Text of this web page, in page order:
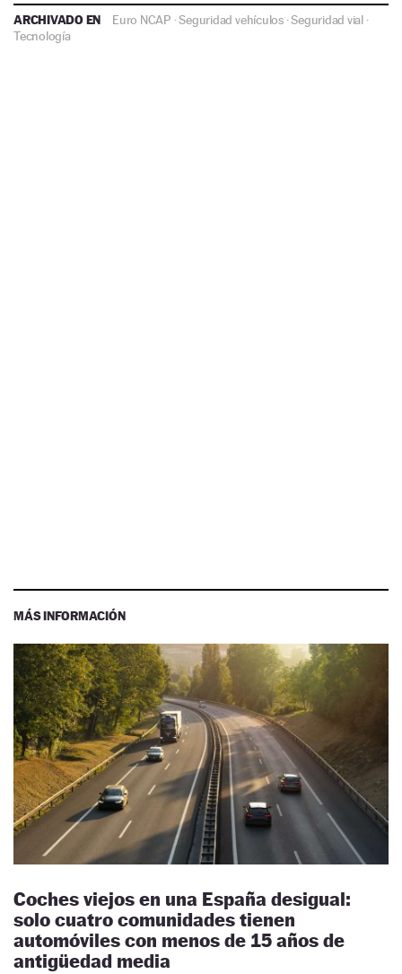
ARCHIVADO EN Euro NCAP ·Seguridad vehículos·Seguridad vial ·
Tecnología
MÁS INFORMACIÓN
Coches viejos en una España desigual:
solo cuatro comunidades tienen
automóviles con menos de 15 años de
antigüedad media